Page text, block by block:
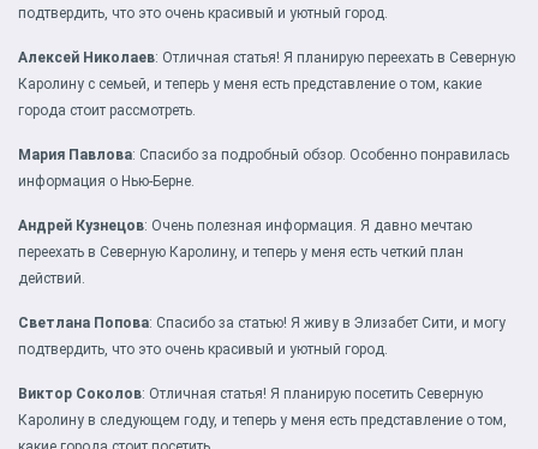
подтвердить, что это очень красивый и уютный город.
Алексей Николаев: Отличная статья! Я планирую переехать в Северную
Каролину с семьей, и теперь у меня есть представление о том, какие
города стоит рассмотреть.
Мария Павлова: Спасибо за подробный обзор. Особенно понравилась
информация о Нью-Берне.
Андрей Кузнецов: Очень полезная информация. Я давно мечтаю
переехать в Северную Каролину, и теперь у меня есть четкий план
действий.
Светлана Попова: Спасибо за статью! Я живу в Элизабет Сити, и могу
подтвердить, что это очень красивый и уютный город.
Виктор Соколов: Отличная статья! Я планирую посетить Северную
Каролину в следующем году, и теперь у меня есть представление о том,